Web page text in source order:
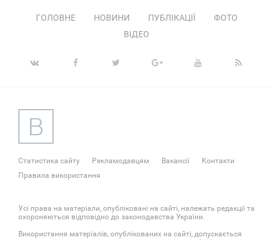
ГОЛОВНЕ НОВИНИ ПУБЛІКАЦІЇ
ФОТО
ВІДЕО
Статистика сайту Рекламодавцям Вакансії
Контакти
Правила використання
Усі права на матеріали, опубліковані на сайті, належать редакції та
охороняються відповідно до законодавства України.
Використання матеріалів, опублікованих на сайті, допускається